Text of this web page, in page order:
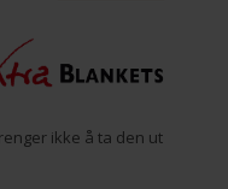
ikke å ta den ut